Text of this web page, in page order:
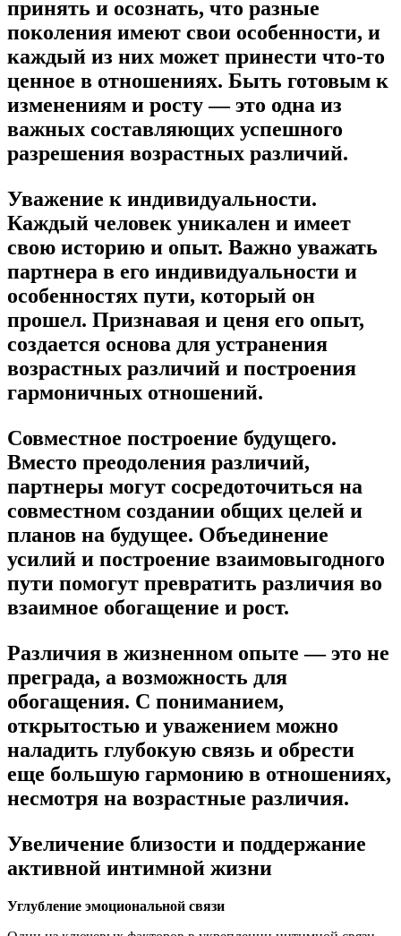
принять и осознать, что разные
поколения имеют свои особенности, и
каждый из них может принести что-то
ценное в отношениях. Быть готовым к
изменениям и росту — это одна из
важных составляющих успешного
разрешения возрастных различий.
Уважение к индивидуальности.
Каждый человек уникален и имеет
свою историю и опыт. Важно уважать
партнера в его индивидуальности и
особенностях пути, который он
прошел. Признавая и ценя его опыт,
создается основа для устранения
возрастных различий и построения
гармоничных отношений.
Совместное построение будущего.
Вместо преодоления различий,
партнеры могут сосредоточиться на
совместном создании общих целей и
планов на будущее. Объединение
усилий и построение взаимовыгодного
пути помогут превратить различия во
взаимное обогащение и рост.
Различия в жизненном опыте — это не
преграда, а возможность для
обогащения. С пониманием,
открытостью и уважением можно
наладить глубокую связь и обрести
еще большую гармонию в отношениях,
несмотря на возрастные различия.
Увеличение близости и поддержание
активной интимной жизни
Углубление эмоциональной связи